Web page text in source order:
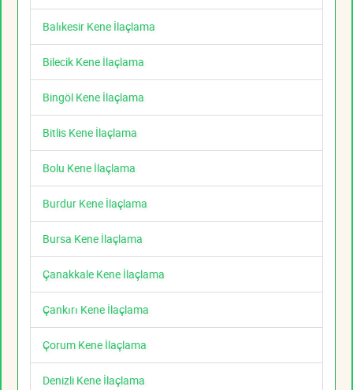
Balıkesir Kene İlaçlama
Bilecik Kene İlaçlama
Bingöl Kene İlaçlama
Bitlis Kene İlaçlama
Bolu Kene İlaçlama
Burdur Kene İlaçlama
Bursa Kene İlaçlama
Çanakkale Kene İlaçlama
Çankırı Kene İlaçlama
Çorum Kene İlaçlama
Denizli Kene İlaçlama